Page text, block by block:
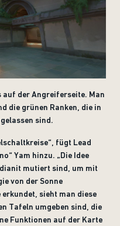
der Angreiferseite. Man
die grünen Ranken, die in
sind.
fügt Lead
Yam hinzu. „Die Idee
mutiert sind, um mit
von der Sonne
sieht man diese
Tafeln umgeben sind, die
Funktionen auf der Karte